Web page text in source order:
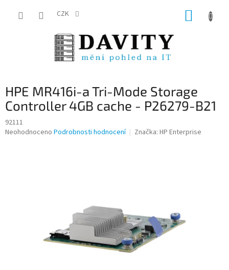
CZK
HPE MR416i-a Tri-Mode Storage
Controller 4GB cache - P26279-B21
92111
Průměrné
Neohodnoceno Podrobnosti hodnocení Značka: HP Enterprise